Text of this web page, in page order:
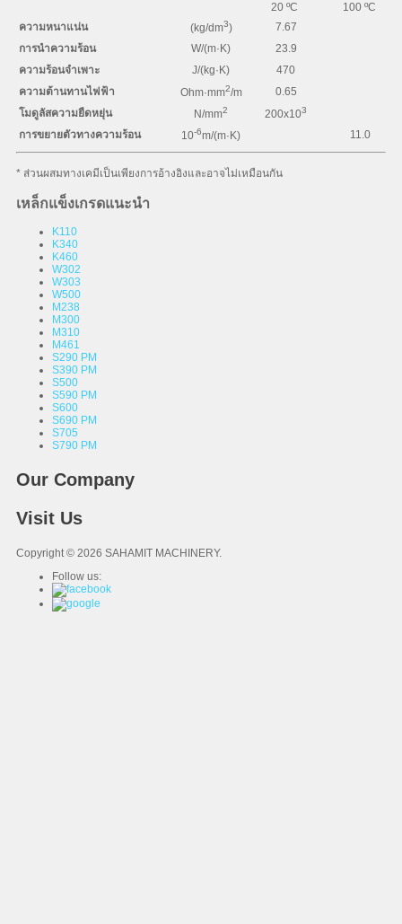
20 ºC
100 ºC
ความหนาแน่น
(kg/dm3)
7.67
การนำความร้อน
W/(m·K)
23.9
ความร้อนจำเพาะ
J/(kg·K)
470
ความต้านทานไฟฟ้า
Ohm·mm2/m
0.65
โมดูลัสความยืดหยุ่น
N/mm2 200x103
การขยายตัวทางความร้อน 10-6m/(m·K) 11.0
* ส่วนผสมทางเคมีเป็นเพียงการอ้างอิงและอาจไม่เหมือนกัน
เหล็กแข็งเกรดแนะนำ
K110
K340
K460
W302
W303
W500
M238
M300
M310
M461
S290 PM
S390 PM
S500
S590 PM
S600
S690 PM
S705
S790 PM
Our Company
Visit Us
Copyright © 2026 SAHAMIT MACHINERY.
Follow us: